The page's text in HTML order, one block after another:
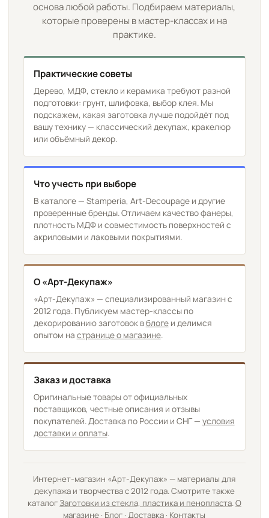
основа любой работы. Подбираем материалы,
которые проверены в мастер-классах и на
практике.
Практические советы
Дерево, МДФ, стекло и керамика требуют разной
подготовки: грунт, шлифовка, выбор клея. Мы
подскажем, какая заготовка лучше подойдёт под
вашу технику — классический декупаж, кракелюр
или объёмный декор.
Что учесть при выборе
В каталоге — Stamperia, Art-Decoupage и другие
проверенные бренды. Отличаем качество фанеры,
плотность МДФ и совместимость поверхностей с
акриловыми и лаковыми покрытиями.
О «Арт-Декупаж»
«Арт-Декупаж» — специализированный магазин с
2012 года. Публикуем мастер-классы по
декорированию заготовок вблогеи делимся
опытом на странице о магазине.
Заказ и доставка
Оригинальные товары от официальных
поставщиков, честные описания и отзывы
покупателей. Доставка по России и СНГ — условия
доставки и оплаты.
Интернет-магазин «Арт-Декупаж» — материалы для
декупажа и творчества с 2012 года. Смотрите также
каталогЗаготовки из стекла, пластика и пенопласта.О
магазине · Блог ·Доставка · Контакты